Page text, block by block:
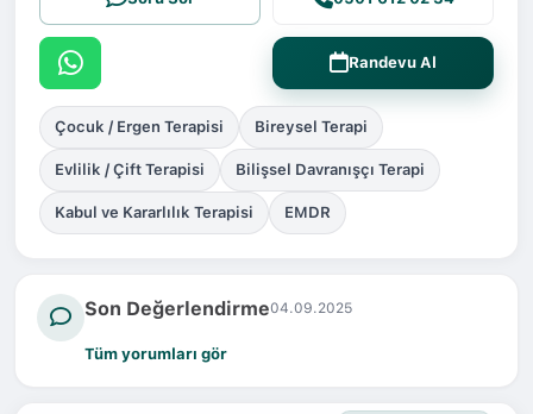
Randevu Al
Çocuk / Ergen Terapisi Bireysel Terapi
Evlilik / Çift Terapisi Bilişsel Davranışçı Terapi
Kabul ve Kararlılık Terapisi EMDR
Son Değerlendirme04.09.2025
Tüm yorumları gör